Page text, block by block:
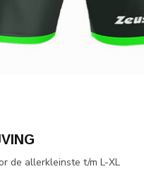
de allerkleinste t/m L-XL